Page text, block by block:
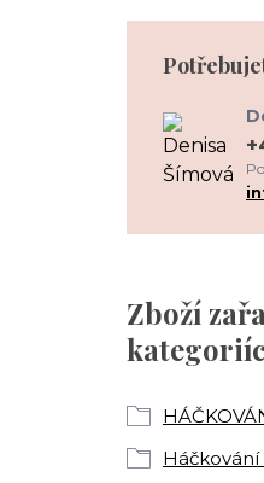
Zboží
Háčkování